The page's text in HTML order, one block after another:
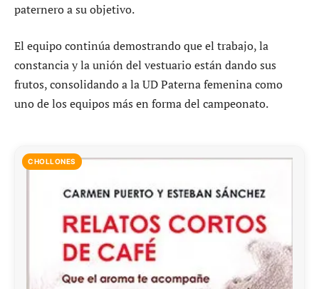
paternero a su objetivo.
El equipo continúa demostrando que el trabajo, la
constancia y la unión del vestuario están dando sus
frutos, consolidando a la UD Paterna femenina como
uno de los equipos más en forma del campeonato.
CHOLLONES